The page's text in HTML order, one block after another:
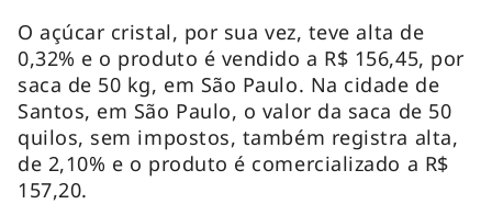
O açúcar cristal, por sua vez, teve alta de
0,32% e o produto é vendido a R$ 156,45, por
saca de 50 kg, em São Paulo. Na cidade de
Santos, em São Paulo, o valor da saca de 50
quilos, sem impostos, também registra alta,
de 2,10% e o produto é comercializado a R$
157,20.